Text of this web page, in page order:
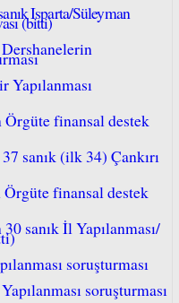
Isparta/Süleyman
(bitti)
Yapılanması
Örgüte finansal destek
sanık (ilk 34) Çankırı
finansal destek
sanık İl Yapılanması/
soruşturması
soruşturması